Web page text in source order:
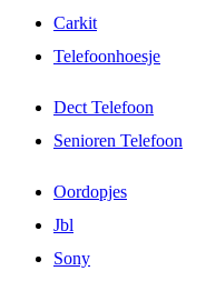
Carkit
Telefoonhoesje
Dect Telefoon
Senioren Telefoon
Oordopjes
Jbl
Sony